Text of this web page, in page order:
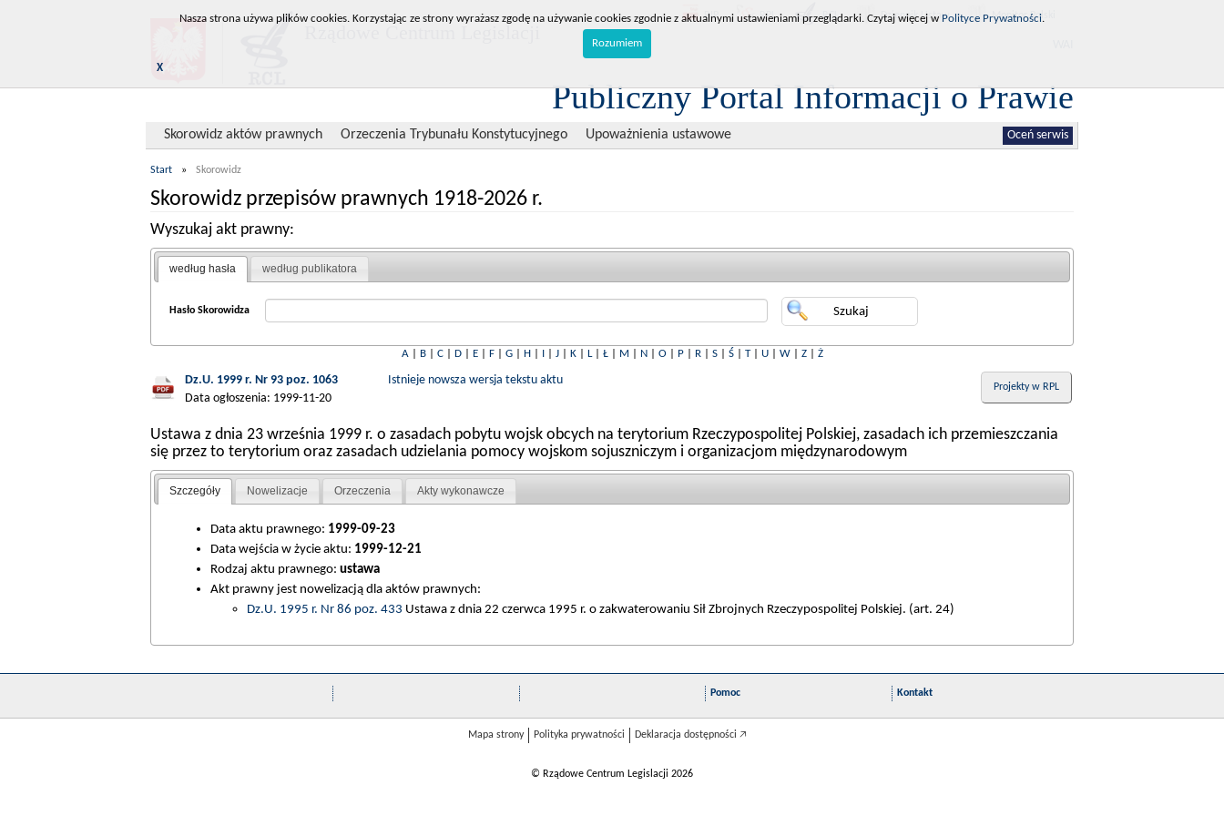
BIP RPL RCL Dziennik Ustaw Monitor Polski
Publiczny Portal Informacji o Prawie
Skorowidz aktów prawnych Orzeczenia Trybunału Konstytucyjnego Upoważnienia ustawowe Oceń serwis
Start » Skorowidz
Skorowidz przepisów prawnych 1918-2026 r.
Wyszukaj akt prawny:
według hasła według publikatora
Hasło Skorowidza
A| B| C| D| E| F| G| H| I| J| K| L| Ł| M N| O| P| R| S| Ś| T| U| W| Z| Ż
Dz.U. 1999 r. Nr 93 poz. 1063
Data ogłoszenia: 1999-11-20
Istnieje nowsza wersja tekstu aktu Projekty w RPL
Ustawa z dnia 23 września 1999 r. o zasadach pobytu wojsk obcych na terytorium Rzeczypospolitej Polskiej, zasadach ich przemieszczania
się przez to terytorium oraz zasadach udzielania pomocy wojskom sojuszniczym i organizacjom międzynarodowym
Szczegóły Nowelizacje Orzeczenia Akty wykonawcze
Data aktu prawnego: 1999-09-23
Data wejścia w życie aktu: 1999-12-21
Rodzaj aktu prawnego: ustawa
Akt prawny jest nowelizacją dla aktów prawnych:
Dz.U. 1995 r. Nr 86 poz. 433 Ustawa z dnia 22 czerwca 1995 r. o zakwaterowaniu Sił Zbrojnych Rzeczypospolitej Polskiej. (art. 24)
Pomoc Kontakt
Mapa strony Polityka prywatności Deklaracja dostępności 🡥
© Rządowe Centrum Legislacji 2026
Nasza strona używa plików cookies. Korzystając ze strony wyrażasz zgodę na używanie cookies zgodnie z aktualnymi ustawieniami przeglądarki. Czytaj więcej w Polityce Prywatności.
Rozumiem
X